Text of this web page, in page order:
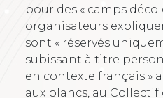
pour des « camps
organisateurs
sont « réservés
subissant à titre
en contexte français »
aux blancs, au